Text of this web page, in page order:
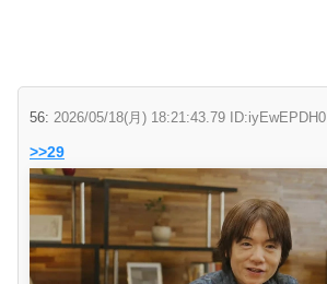
56: 2026/05/18(月) 18:21:43.79 ID:iyEwEPDH0
>>29